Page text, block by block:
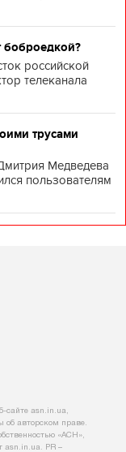
российской
телеканала
трусами
Медведева
пользователям
сайте asn.in.ua,
об авторском праве.
«АСН»,
asn.іn.ua. PR –